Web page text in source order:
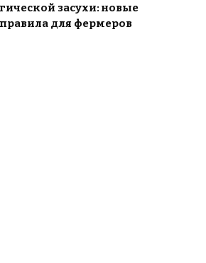
засухи: новые
для фермеров